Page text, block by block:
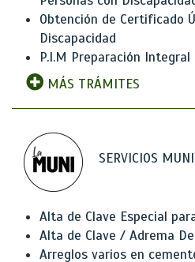
Obtención de Certificado
Discapacidad
P.I.M Preparación
MÁS TRÁMITES
SERVICIOS
Alta de Clave Especial
Alta de Clave / Adrema
Arreglos varios en